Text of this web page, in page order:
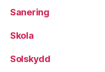
Sanering
Skola
Solskydd